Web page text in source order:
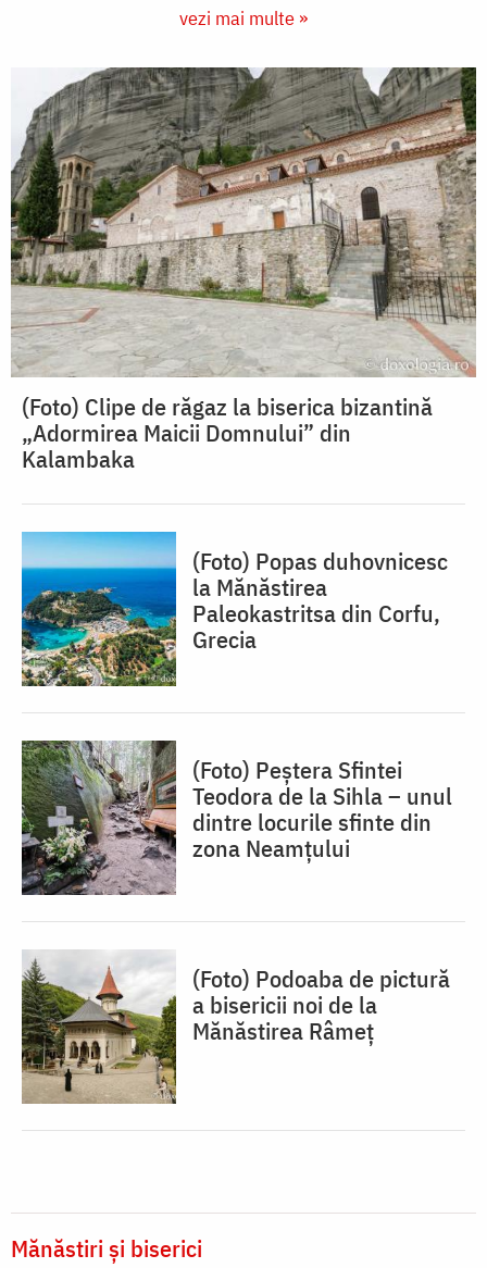
vezi mai multe »
(Foto) Clipe de răgaz la biserica bizantină
„Adormirea Maicii Domnului” din
Kalambaka
(Foto) Popas duhovnicesc
la Mănăstirea
Paleokastritsa din Corfu,
Grecia
(Foto) Peștera Sfintei
Teodora de la Sihla – unul
dintre locurile sfinte din
zona Neamțului
(Foto) Podoaba de pictură
a bisericii noi de la
Mănăstirea Râmeț
Mănăstiri și biserici